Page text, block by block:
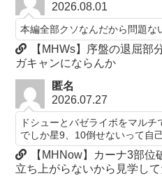
2026.08.01
本編全部クソなんだから問題な
【MHWs】序盤の退屈部
ガキャンにならんか
匿名
2026.07.27
ドシューとバゼライボをマル
でしか星9、10倒せないって自
【MHNow】カーナ3部
立ち上がらないから見学し